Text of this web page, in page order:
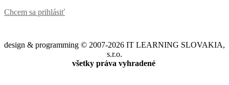
Chcem sa prihlásiť
design & programming © 2007-2026 IT LEARNING SLOVAKIA,
s.r.o.
všetky práva vyhradené